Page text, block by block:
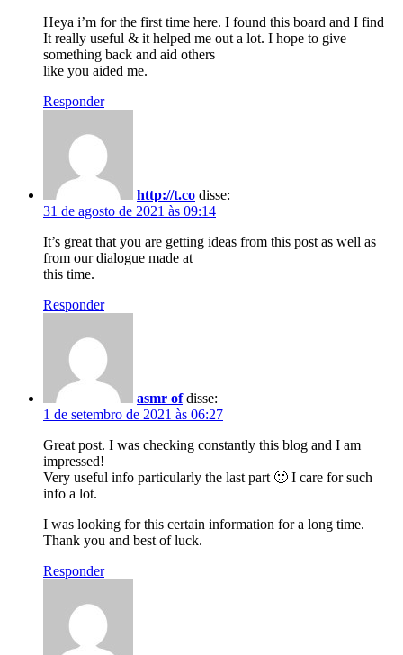
Heya i’m for the first time here. I found this board and I find
It really useful & it helped me out a lot. I hope to give
something back and aid others
like you aided me.
Responder
http://t.co disse:
31 de agosto de 2021 às 09:14
It’s great that you are getting ideas from this post as well as
from our dialogue made at
this time.
Responder
asmr of disse:
1 de setembro de 2021 às 06:27
Great post. I was checking constantly this blog and I am
impressed!
Very useful info particularly the last part 🙂 I care for such
info a lot.
I was looking for this certain information for a long time.
Thank you and best of luck.
Responder